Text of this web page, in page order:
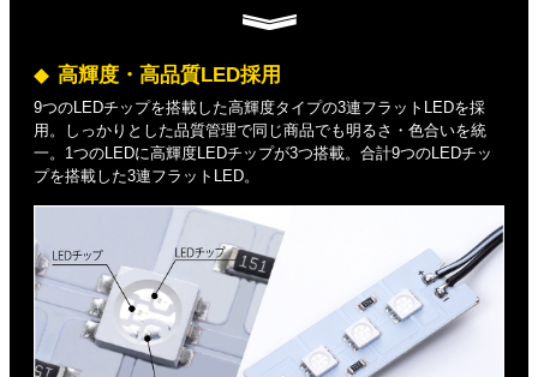
高輝度・高品質LED採用
9つのLEDチップを搭載した高輝度タイプの3連フラットLEDを採
用。しっかりとした品質管理で同じ商品でも明るさ・色合いを統
一。1つのLEDに高輝度LEDチップが3つ搭載。合計9つのLEDチッ
プを搭載した3連フラットLED。